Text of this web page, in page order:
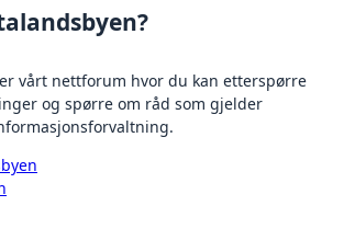
vårt nettforum hvor du kan etterspørre
og spørre om råd som gjelder